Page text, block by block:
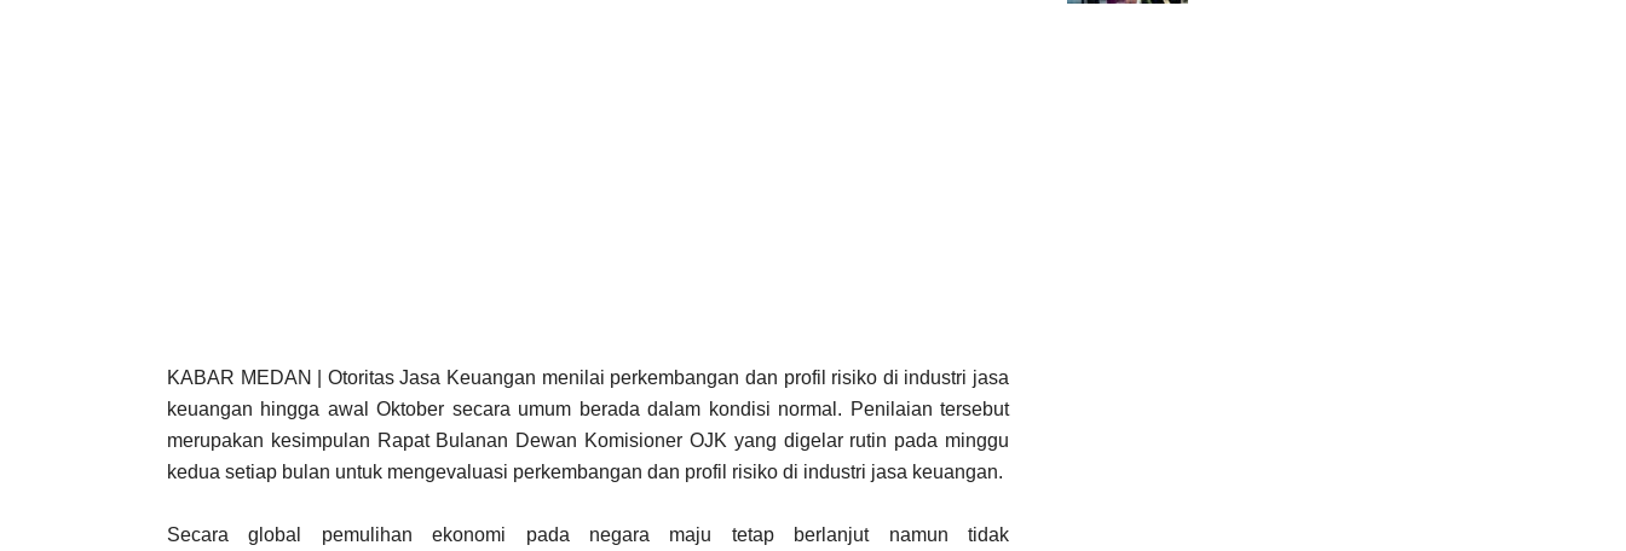
KABAR MEDAN | Otoritas Jasa Keuangan menilai perkembangan dan profil risiko di industri jasa
keuangan hingga awal Oktober secara umum berada dalam kondisi normal. Penilaian tersebut
merupakan kesimpulan Rapat Bulanan Dewan Komisioner OJK yang digelar rutin pada minggu
kedua setiap bulan untuk mengevaluasi perkembangan dan profil risiko di industri jasa keuangan.
Secara global pemulihan ekonomi pada negara maju tetap berlanjut namun tidak